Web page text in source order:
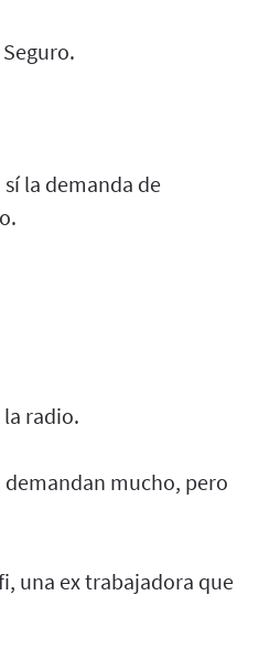
la demanda de
radio.
demandan mucho, pero
una ex trabajadora que